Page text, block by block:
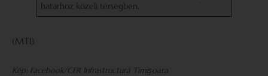
határhoz közeli térségben.
(MTI)
Kép: Facebook/CFR Infrastructură Timișoara